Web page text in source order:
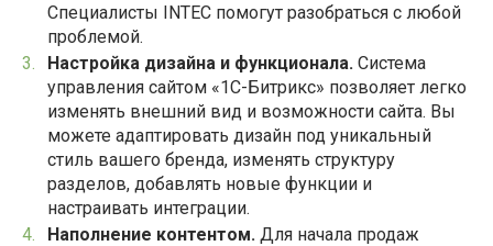
Специалисты INTEC помогут разобраться с любой
проблемой.
Настройка дизайна и функционала.Система
управления сайтом «1С-Битрикс» позволяет легко
изменять внешний вид и возможности сайта. Вы
можете адаптировать дизайн под уникальный
стиль вашего бренда, изменять структуру
разделов, добавлять новые функции и
настраивать интеграции.
Наполнение контентом.Для начала продаж